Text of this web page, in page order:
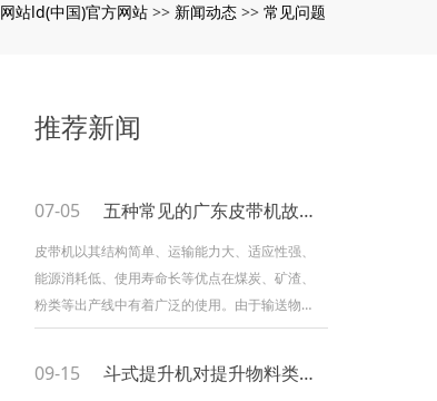
网站ld(中国)官方网站 >> 新闻动态 >> 常见问题
推荐新闻
07-05 五种常见的广东皮带机故障解决办法！
皮带机以其结构简单、运输能力大、适应性强、
能源消耗低、使用寿命长等优点在煤炭、矿渣、
粉类等出产线中有着广泛的使用。由于输送物质
内摩擦力大、磨损大的特点，使得皮带机在实际
过程的顺利进行。小编总结了皮带机作业中简单
09-15 斗式提升机对提升物料类型有什么要求？